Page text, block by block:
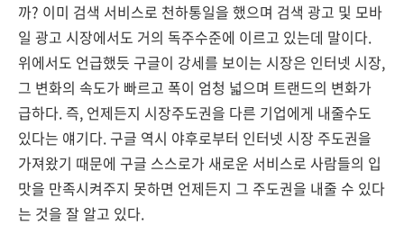
까? 이미 검색 서비스로 천하통일을 했으며 검색 광고 및 모바
일 광고 시장에서도 거의 독주수준에 이르고 있는데 말이다.
위에서도 언급했듯 구글이 강세를 보이는 시장은 인터넷 시장,
그 변화의 속도가 빠르고 폭이 엄청 넓으며 트랜드의 변화가
급하다. 즉, 언제든지 시장주도권을 다른 기업에게 내줄수도
있다는 얘기다. 구글 역시 야후로부터 인터넷 시장 주도권을
가져왔기 때문에 구글 스스로가 새로운 서비스로 사람들의 입
맛을 만족시켜주지 못하면 언제든지 그 주도권을 내줄 수 있다
는 것을 잘 알고 있다.